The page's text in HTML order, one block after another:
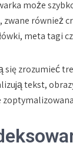
może
również
meta tagi
zrozumieć
tekst,